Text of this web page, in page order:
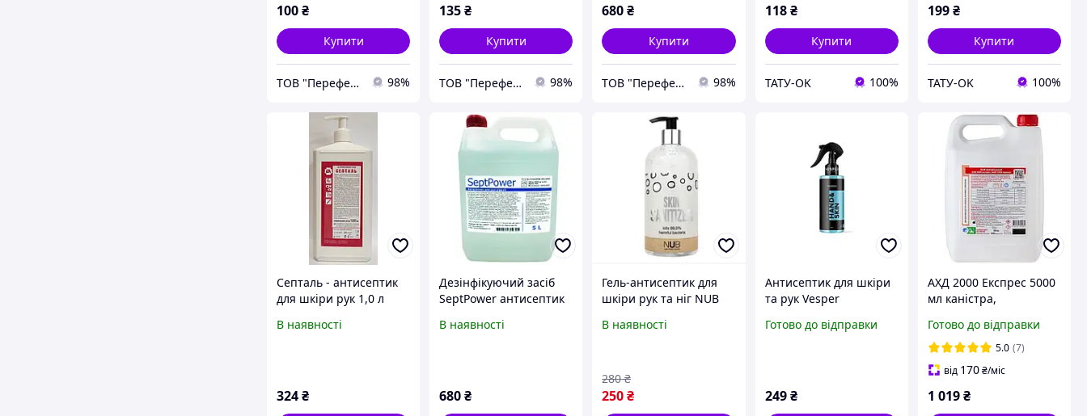
100₴
Купити
ТОВ "Переферіо" 98%
135₴
Купити
ТОВ "Переферіо" 98%
680₴
Купити
ТОВ "Переферіо" 98%
118 ₴
Купити
ТАТУ-OK 100%
199₴
Купити
ТАТУ-OK 100%
Септаль - антисептик
для шкіри рук 1,0 л
В наявності
324₴
Дезінфікуючий засіб
SeptPower антисептик
рук, 5000 мл
В наявності
680₴
Гель-антисептик для
шкіри рук та ніг NUB
Peppermint, 500 мл
В наявності
250₴
280 ₴
Антисептик для шкіри
та рук Vesper
Готово до відправки
249 ₴
АХД 2000 Експрес 5000
мл каністра,
дезінфікуючий засіб
для обробки
інструментів та
поверхонь |
СЕРТИФІКАТИ
Готово до відправки
5.0 (7)
від 170₴/міс
1 019₴